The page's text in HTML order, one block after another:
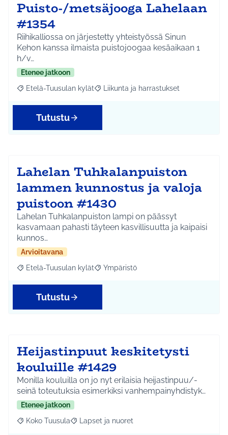
Puisto-/metsäjooga Lahelaan
#1354
Riihikalliossa on järjestetty yhteistyössä Sinun
Kehon kanssa ilmaista puistojoogaa kesäaikaan 1
h/v…
Etenee jatkoon
Rajaa tulokset aihepiirin mukaan: Etelä-Tuusulan kylät
Etelä-Tuusulan kylät Rajaa tulokset teeman mukaan:
Liikunta ja harrastukset
Tutustu
Lahelan Tuhkalanpuiston
lammen kunnostus ja valoja
puistoon #1430
Lahelan Tuhkalanpuiston lampi on päässyt
kasvamaan pahasti täyteen kasvillisuutta ja kaipaisi
kunnos…
Arvioitavana
Rajaa tulokset aihepiirin mukaan: Etelä-Tuusulan kylät
Etelä-Tuusulan kylät Rajaa tulokset teeman mukaan:
Ympäristö
Tutustu
Heijastinpuut keskitetysti
kouluille #1429
Monilla kouluilla on jo nyt erilaisia heijastinpuu/-
seinä toteutuksia esimerkiksi vanhempainyhdistyk…
Etenee jatkoon
Rajaa tulokset aihepiirin mukaan: Koko Tuusula
Koko Tuusula Rajaa tulokset teeman mukaan: Lapset ja
Lapset ja nuoret